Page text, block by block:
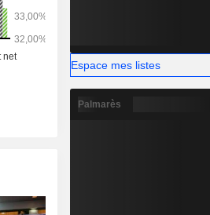
Espace mes listes
Palmarès